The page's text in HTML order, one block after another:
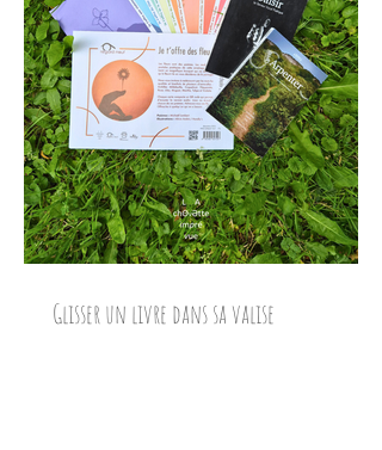
Glisser un livre dans sa valise